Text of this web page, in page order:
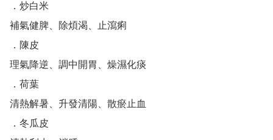
．炒白米
補氣健脾、除煩渴、止瀉痢
．陳皮
理氣降逆、調中開胃、燥濕化痰
．荷葉
清熱解暑、升發清陽、散瘀止血
．冬瓜皮